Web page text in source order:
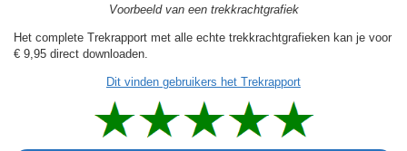
Voorbeeld van een trekkrachtgrafiek
Het complete Trekrapport met alle echte trekkrachtgrafieken kan je voor
€ 9,95 direct downloaden.
Dit vinden gebruikers het Trekrapport